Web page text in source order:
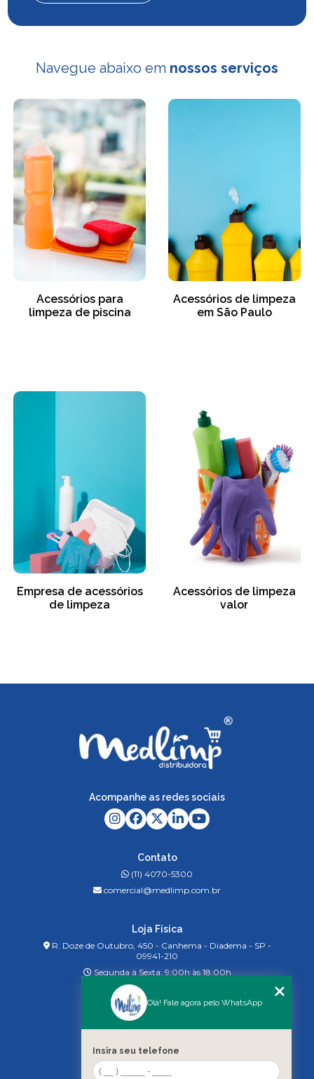
Navegue abaixo em nossos serviços
Acessórios para
limpeza de piscina
Acessórios de limpeza
em São Paulo
Empresa de acessórios
de limpeza
Acessórios de limpeza
valor
Acompanhe as redes sociais
Contato
(11) 4070-5300
comercial@medlimp.com.br
Loja Física
R. Doze de Outubro, 450 - Canhema - Diadema - SP -
09941-210
Segunda à Sexta: 9:00h às 18:00h
Menu
Home
Sobre nós
Produtos
Olá! Fale agora pelo WhatsApp
Insira seu telefone